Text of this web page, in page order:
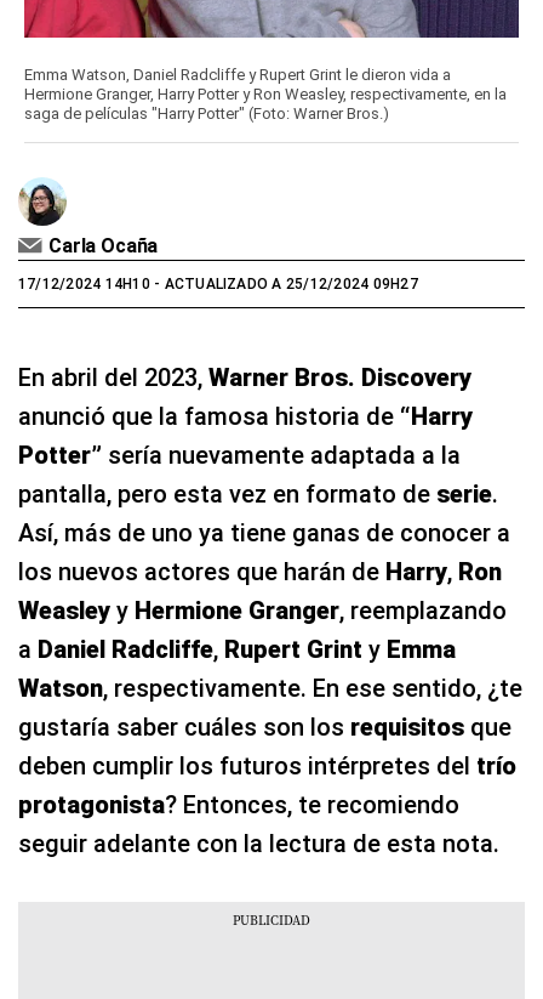
Emma Watson, Daniel Radcliffe y Rupert Grint le dieron vida a
Hermione Granger, Harry Potter y Ron Weasley, respectivamente, en la
saga de películas "Harry Potter" (Foto: Warner Bros.)
Carla Ocaña
17/12/2024 14H10- ACTUALIZADO A 25/12/2024 09H27
En abril del 2023, Warner Bros. Discovery
anunció que la famosa historia de “Harry
Potter” sería nuevamente adaptada a la
pantalla, pero esta vez en formato de serie.
Así, más de uno ya tiene ganas de conocer a
los nuevos actores que harán de Harry, Ron
Weasley y Hermione Granger, reemplazando
a Daniel Radcliffe, Rupert Grint y Emma
Watson, respectivamente. En ese sentido, ¿te
gustaría saber cuáles son los requisitos que
deben cumplir los futuros intérpretes del trío
protagonista? Entonces, te recomiendo
seguir adelante con la lectura de esta nota.